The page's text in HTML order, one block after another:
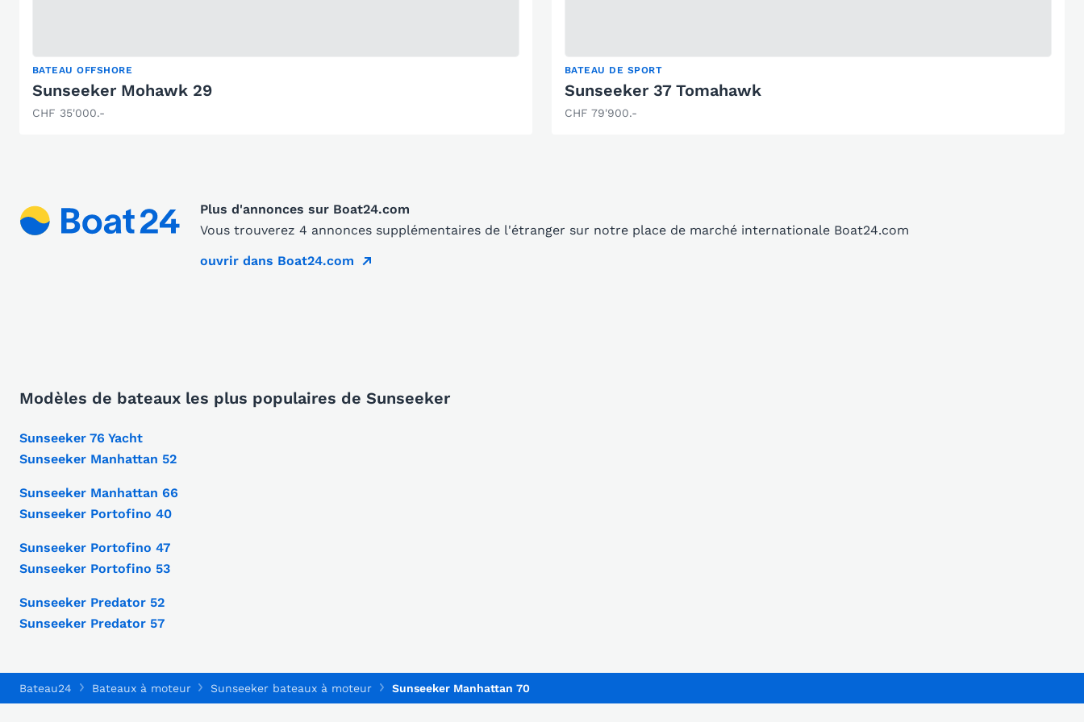
BATEAU OFFSHORE
Sunseeker Mohawk 29
CHF 35'000.-
BATEAU DE SPORT
Sunseeker 37 Tomahawk
CHF 79'900.-
Plus d'annonces sur Boat24.com
Vous trouverez 4 annonces supplémentaires de l'étranger sur notre place de marché internationale Boat24.com
ouvrir dans Boat24.com
Modèles de bateaux les plus populaires de Sunseeker
Sunseeker 76 Yacht
Sunseeker Manhattan 52
Sunseeker Manhattan 66
Sunseeker Portofino 40
Sunseeker Portofino 47
Sunseeker Portofino 53
Sunseeker Predator 52
Sunseeker Predator 57
Bateau24 Bateaux à moteur Sunseeker bateaux à moteur Sunseeker Manhattan 70